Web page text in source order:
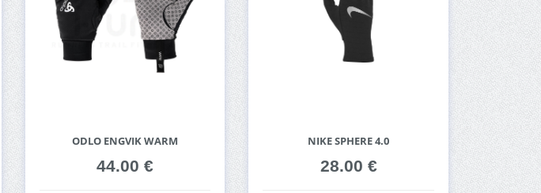
ODLO ENGVIK WARM
44.00 €
NIKE SPHERE 4.0
28.00 €